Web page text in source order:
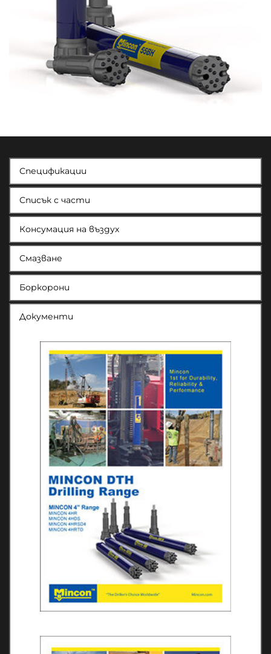
Спецификации
Списък с части
Консумация на въздух
Смазване
Боркорони
Документи